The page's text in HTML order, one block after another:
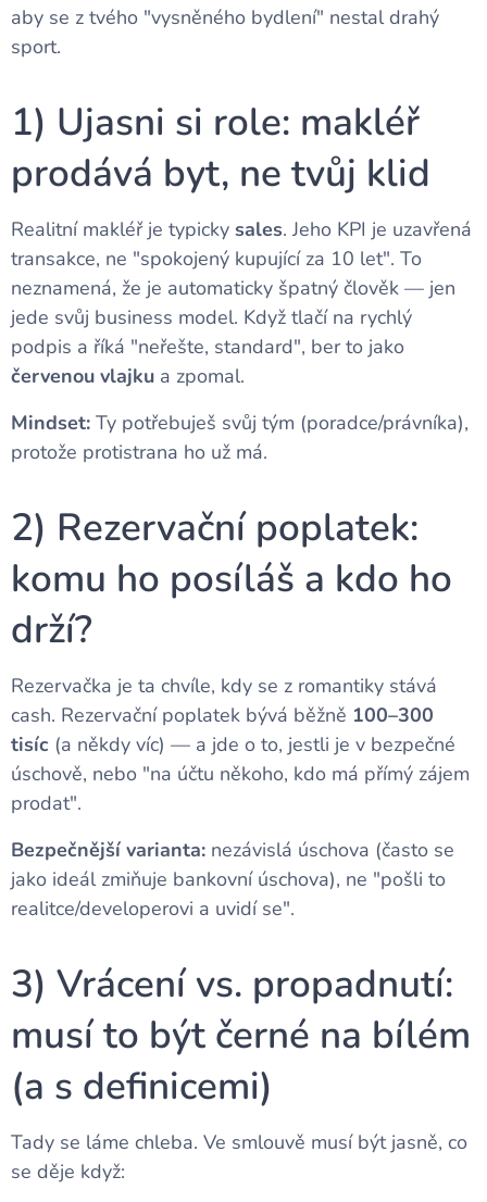
aby se z tvého "vysněného bydlení" nestal drahý
sport.
1) Ujasni si role: makléř
prodává byt, ne tvůj klid
Realitní makléř je typicky sales. Jeho KPI je uzavřená
transakce, ne "spokojený kupující za 10 let". To
neznamená, že je automaticky špatný člověk — jen
jede svůj business model. Když tlačí na rychlý
podpis a říká "neřešte, standard", ber to jako
červenou vlajku a zpomal.
Mindset: Ty potřebuješ svůj tým (poradce/právníka),
protože protistrana ho už má.
2) Rezervační poplatek:
komu ho posíláš a kdo ho
drží?
Rezervačka je ta chvíle, kdy se z romantiky stává
cash. Rezervační poplatek bývá běžně 100–300
tisíc (a někdy víc) — a jde o to, jestli je v bezpečné
úschově, nebo "na účtu někoho, kdo má přímý zájem
prodat".
Bezpečnější varianta: nezávislá úschova (často se
jako ideál zmiňuje bankovní úschova), ne "pošli to
realitce/developerovi a uvidí se".
3) Vrácení vs. propadnutí:
musí to být černé na bílém
(a s definicemi)
Tady se láme chleba. Ve smlouvě musí být jasně, co
se děje když: